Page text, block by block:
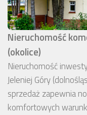
Nieruchomość
(okolice)
Nieruchomość
Jeleniej Góry
sprzedaż zapewnia
komfortowych